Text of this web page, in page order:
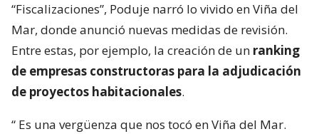
“Fiscalizaciones”, Poduje narró lo vivido en Viña del
Mar, donde anunció nuevas medidas de revisión.
Entre estas, por ejemplo, la creación de un ranking
de empresas constructoras para la adjudicación
de proyectos habitacionales.
“ Es una vergüenza que nos tocó en Viña del Mar.